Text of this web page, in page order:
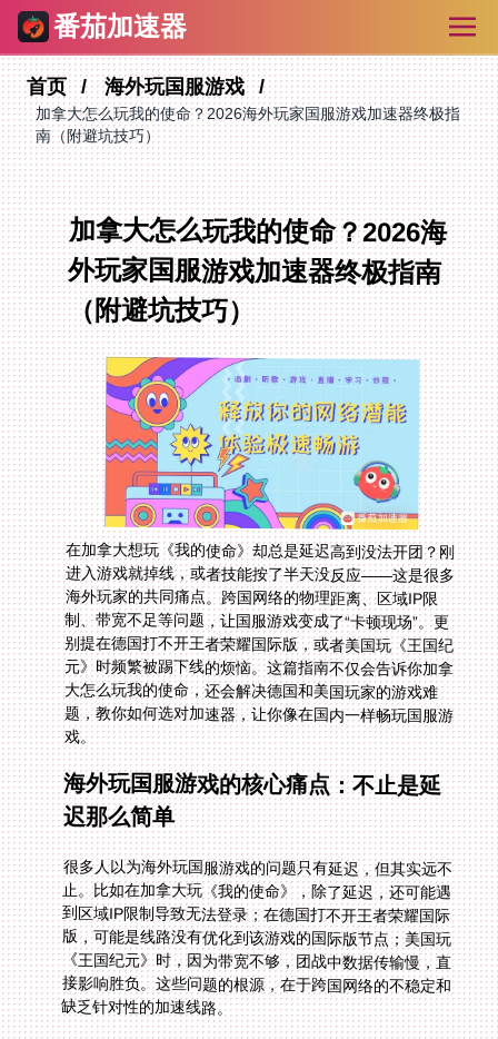
番茄加速器
首页 海外玩国服游戏
加拿大怎么玩我的使命？2026海外玩家国服游戏加速器终极指
南（附避坑技巧）
加拿大怎么玩我的使命？2026海
外玩家国服游戏加速器终极指南
（附避坑技巧）
在加拿大想玩《我的使命》却总是延迟高到没法开团？刚
进入游戏就掉线，或者技能按了半天没反应——这是很多
海外玩家的共同痛点。跨国网络的物理距离、区域IP限
制、带宽不足等问题，让国服游戏变成了“卡顿现场”。更
别提在德国打不开王者荣耀国际版，或者美国玩《王国纪
元》时频繁被踢下线的烦恼。这篇指南不仅会告诉你加拿
大怎么玩我的使命，还会解决德国和美国玩家的游戏难
题，教你如何选对加速器，让你像在国内一样畅玩国服游
戏。
海外玩国服游戏的核心痛点：不止是延
迟那么简单
很多人以为海外玩国服游戏的问题只有延迟，但其实远不
止。比如在加拿大玩《我的使命》，除了延迟，还可能遇
到区域IP限制导致无法登录；在德国打不开王者荣耀国际
版，可能是线路没有优化到该游戏的国际版节点；美国玩
《王国纪元》时，因为带宽不够，团战中数据传输慢，直
接影响胜负。这些问题的根源，在于跨国网络的不稳定和
缺乏针对性的加速线路。